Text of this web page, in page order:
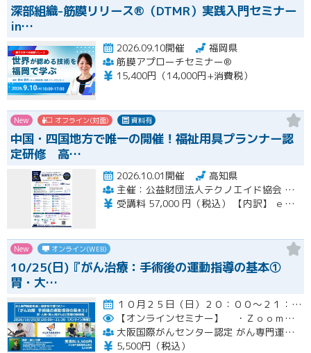
深部組織-筋膜リリース®（DTMR）実践入門セミナー
in…
2026.09.10開催
福岡県
筋膜アプローチセミナー®
15,400円（14,000円+消費税）
New オフライン(対面) 資料有
中国・四国地方で唯一の開催！福祉用具プランナー認
定研修 高…
2026.10.01開催
高知県
主催：公益財団法人テクノエイド協会 集合研修会場期間：一般社団法人ナチュラルハートフルケアネットワーク
受講料 57,000 円（税込） 【内訳】 ｅラーニング受講料・テキスト代 21,000 円（税込） 集合講習受講料 36,000 円（税込） ※インターネットに係る通信料（回線料）は、受講料には含まれません。
New オンライン(WEB)
10/25(日)『がん治療：手術後の運動指導の基本①
胃・大…
１０月２５日（日）２０：００～２１：３０開催
【オンラインセミナー】
・Ｚｏｏｍにて開催。事前にＵＲＬをメールにてお知らせします。
大阪国際がんセンター認定 がん専門運動指導士 事務局（ルネサンス運動支援センター内）
5,500円（税込）